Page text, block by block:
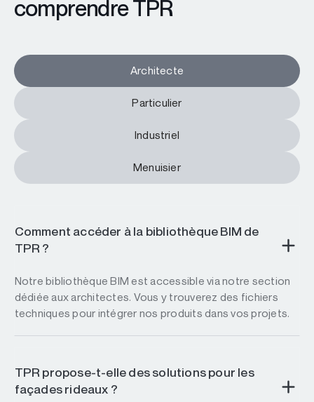
comprendre TPR
Architecte
Particulier
Industriel
Menuisier
Comment accéder à la bibliothèque BIM de
TPR ?
Notre bibliothèque BIM est accessible via notre section
dédiée aux architectes. Vous y trouverez des fichiers
techniques pour intégrer nos produits dans vos projets.
TPR propose-t-elle des solutions pour les
façades rideaux ?